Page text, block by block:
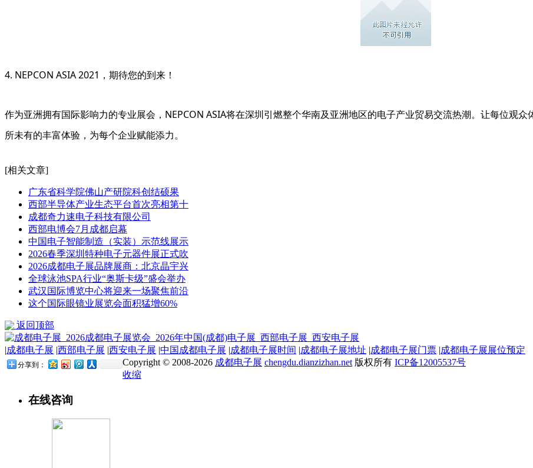
4. NEPCON ASIA 2021，期待您的到来！
作为亚洲拥有国际影响力的专业展会，NEPCON ASIA将在深圳引燃整个华南及亚洲地区的电子产业贸易交流热潮。让每位观
所未有的丰富体验，为每个企业赋能添力。
[相关文章]
广东省科学院佛山产研院科创结硕果
西部半导体产业生态平台首次亮相第十
成都奇力速电子科技有限公司
西部电博会7月成都启幕
中国电子智能制造（实装）示范线展示
2026春季深圳特种电子元器件展正式吹
2026成都电子展品牌展商：北京晶宇兴
全球泳池SPA行业“奥斯卡级”盛会举办
武汉国际博览中心将迎来一场聚焦前沿
这个国际眼镜业展览会面积猛增60%
返回顶部
|成都电子展 |西部电子展 |西安电子展 |中国成都电子展 |成都电子展时间 |成都电子展地址 |成都电子展门票 |成都电子展展位预定
Copyright © 2008-2026 成都电子展 chengdu.dianzizhan.net 版权所有 ICP备12005537号
分享到：
收缩
在线咨询